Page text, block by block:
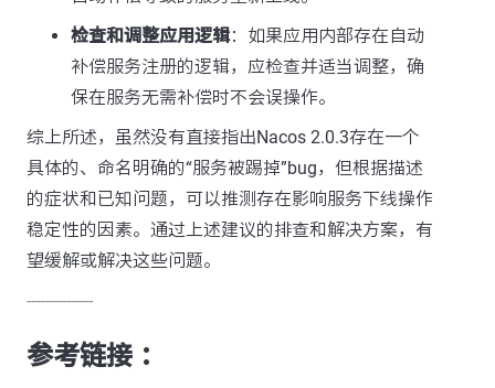
检查和调整应用逻辑：如果应用内部存在自动
补偿服务注册的逻辑，应检查并适当调整，确
保在服务无需补偿时不会误操作。
综上所述，虽然没有直接指出Nacos 2.0.3存在一个
具体的、命名明确的“服务被踢掉”bug，但根据描述
的症状和已知问题，可以推测存在影响服务下线操作
稳定性的因素。通过上述建议的排查和解决方案，有
望缓解或解决这些问题。
---------------
参考链接 ：